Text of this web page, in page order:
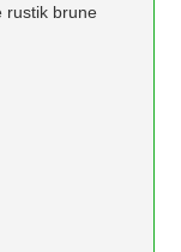
brune